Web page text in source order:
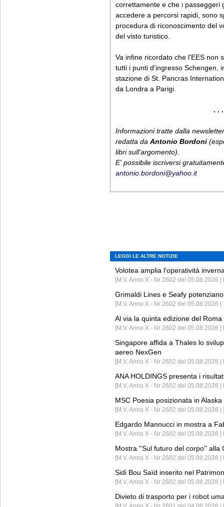
correttamente e che i passeggeri
accedere a percorsi rapidi, sono
procedura di riconoscimento del
del visto turistico.
Va infine ricordato che l'EES non
tutti i punti d'ingresso Schengen,
stazione di St. Pancras
da Londra a Parigi.
. .
Informazioni tratte dalla
redatta da Antonio Bordoni
libri sull'argomento).
E' possibile iscriversi
antonio.bordoni@yahoo.it
LEGGI LE ALTRE NOTIZIE
Volotea amplia l'operatività
[M.V. Anno X - Nr 2602 del 05.08.2026 |
Grimaldi Lines e Seafy
[M.V. Anno X - Nr 2602 del 05.08.2026 |
Al via la quinta edizione del
[M.V. Anno X - Nr 2602 del 05.08.2026 |
Singapore affida a Thales lo
aereo NexGen
[M.V. Anno X - Nr 2602 del 05.08.2026
ANA HOLDINGS presenta i
[M.V. Anno X - Nr 2602 del 05.08.2026
MSC Poesia posizionata in
[M.V. Anno X - Nr 2602 del 05.08.2026 | ]
Edgardo Mannucci in mostra a
[M.V. Anno X - Nr 2602 del 05.08.2026 |
Mostra ''Sul futuro del corpo'' alla
[M.V. Anno X - Nr 2602 del 05.08.2026
Sidi Bou Saïd inserito nel
[M.V. Anno X - Nr 2602 del 05.08.2026
Divieto di trasporto per i robot